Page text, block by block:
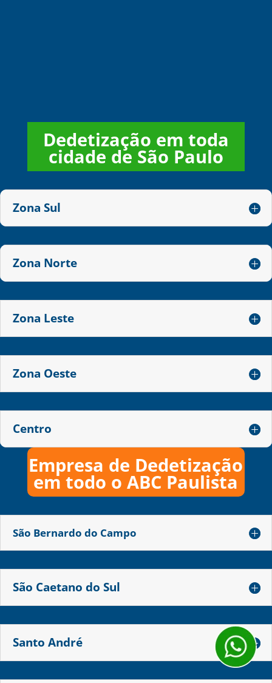
Dedetização em toda
cidade de São Paulo
Zona Sul
Zona Norte
Zona Leste
Zona Oeste
Centro
Empresa de Dedetização
em todo o ABC Paulista
São Bernardo do Campo
São Caetano do Sul
Santo André